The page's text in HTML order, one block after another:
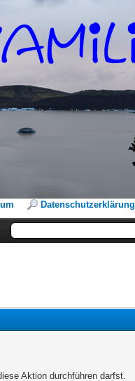
Datenschutzerklärung
Aktion durchführen darfst.